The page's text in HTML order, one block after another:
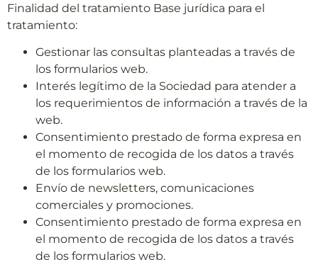
Finalidad del tratamiento Base jurídica para el
tratamiento:
Gestionar las consultas planteadas a través de
los formularios web.
Interés legítimo de la Sociedad para atender a
los requerimientos de información a través de la
web.
Consentimiento prestado de forma expresa en
el momento de recogida de los datos a través
de los formularios web.
Envío de newsletters, comunicaciones
comerciales y promociones.
Consentimiento prestado de forma expresa en
el momento de recogida de los datos a través
de los formularios web.